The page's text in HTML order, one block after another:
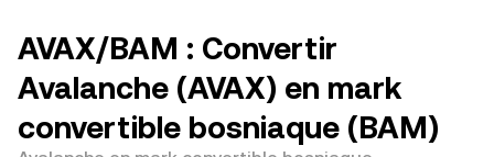
AVAX/BAM : Convertir
Avalanche (AVAX) en mark
convertible bosniaque (BAM)